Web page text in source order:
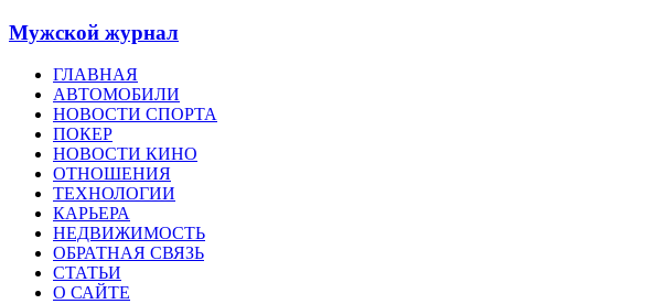
Мужской журнал
ГЛАВНАЯ
АВТОМОБИЛИ
НОВОСТИ СПОРТА
ПОКЕР
НОВОСТИ КИНО
ОТНОШЕНИЯ
ТЕХНОЛОГИИ
КАРЬЕРА
НЕДВИЖИМОСТЬ
ОБРАТНАЯ СВЯЗЬ
СТАТЬИ
О САЙТЕ